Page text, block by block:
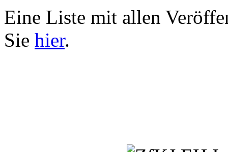
Eine Liste mit allen
Sie hier.